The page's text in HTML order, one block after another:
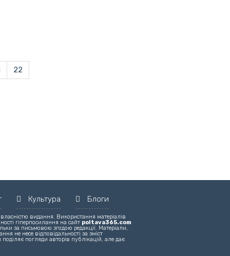
22
Культура Блоги
видання. Використання матеріалів
гіперпосилання на сайт poltava365.com
за письмовою згодою редакції. Матеріали,
не несе відповідальності за зміст
погляди авторів публікацій, але дає